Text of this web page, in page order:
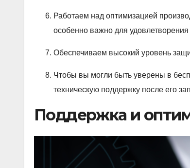
Работаем над оптимизацией
особенно важно для
Обеспечиваем высокий уровень
Чтобы вы могли быть уверены в
техническую поддержку после его
Поддержка и